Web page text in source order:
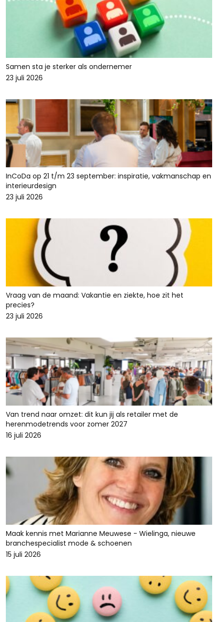
Samen sta je sterker als ondernemer
23 juli 2026
InCoDa op 21 t/m 23 september: inspiratie, vakmanschap en
interieurdesign
23 juli 2026
Vraag van de maand: Vakantie en ziekte, hoe zit het
precies?
23 juli 2026
Van trend naar omzet: dit kun jij als retailer met de
herenmodetrends voor zomer 2027
16 juli 2026
Maak kennis met Marianne Meuwese - Wielinga, nieuwe
branchespecialist mode & schoenen
15 juli 2026